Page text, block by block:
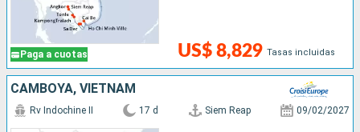
Paga a cuotas US$ 8,829 Tasas incluidas
CAMBOYA, VIETNAM
Rv Indochine II 17 d Siem Reap 09/02/2027